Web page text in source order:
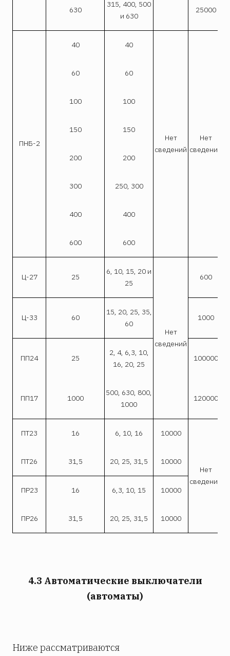
630
315, 400, 500
и 630
25000
ПНБ-2
40 40
Нет
сведений
Нет
сведений
60 60
100 100
150 150
200 200
300 250, 300
400 400
600 600
Ц-27 25
6, 10, 15, 20 и
25
Нет
сведений
600
Ц-33 60
15, 20, 25, 35,
60
1000
ПП24 25
2, 4, 6,3, 10,
16, 20, 25
100000
ПП17 1000
500, 630, 800,
1000
120000
ПТ23 16 6, 10, 16 10000
Нет
сведений
ПТ26 31,5 20, 25, 31,5 10000
ПР23 16 6,3, 10, 15 10000
ПР26 31,5 20, 25, 31,5 10000
4.3 Автоматические выключатели
(автоматы)
Ниже рассматриваются